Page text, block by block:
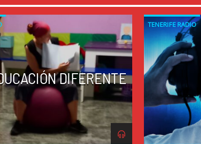
DIFERENTE
TENERIFE RADIO